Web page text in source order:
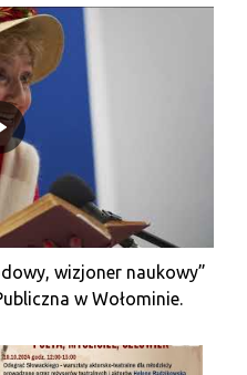
wizjoner naukowy”
w Wołominie.